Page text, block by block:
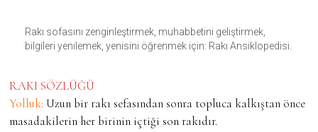
Rakı sofasını zenginleştirmek, muhabbetini geliştirmek,
bilgileri yenilemek, yenisini öğrenmek için: Rakı Ansiklopedisi.
RAKI SÖZLÜĞÜ
Yolluk:Uzun bir rakı sefasından sonra topluca kalkıştan önce
masadakilerin her birinin içtiği son rakıdır.